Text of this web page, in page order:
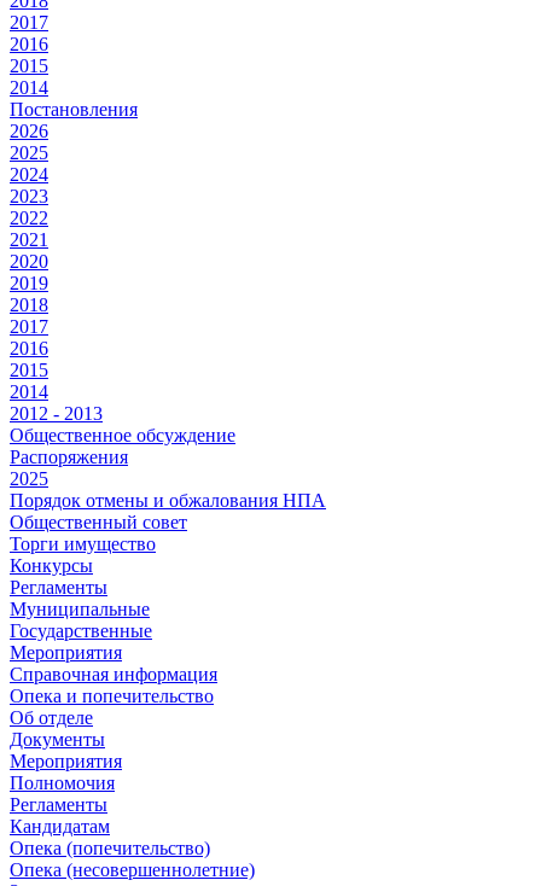
2017
2016
2015
2014
Постановления
2026
2025
2024
2023
2022
2021
2020
2019
2018
2017
2016
2015
2014
2012 - 2013
Общественное обсуждение
Распоряжения
2025
Порядок отмены и обжалования НПА
Общественный совет
Торги имущество
Конкурсы
Регламенты
Муниципальные
Государственные
Мероприятия
Справочная информация
Опека и попечительство
Об отделе
Документы
Мероприятия
Полномочия
Регламенты
Кандидатам
Опека (попечительство)
Опека (несовершеннолетние)